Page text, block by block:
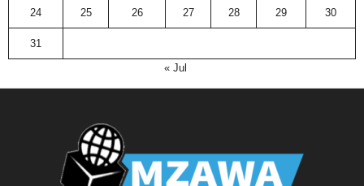
24 25 26 27 28 29 30
31
« Jul